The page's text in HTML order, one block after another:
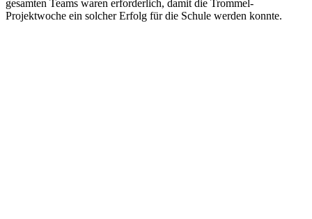
gesamten Teams waren erforderlich, damit die Trommel-
Projektwoche ein solcher Erfolg für die Schule werden konnte.